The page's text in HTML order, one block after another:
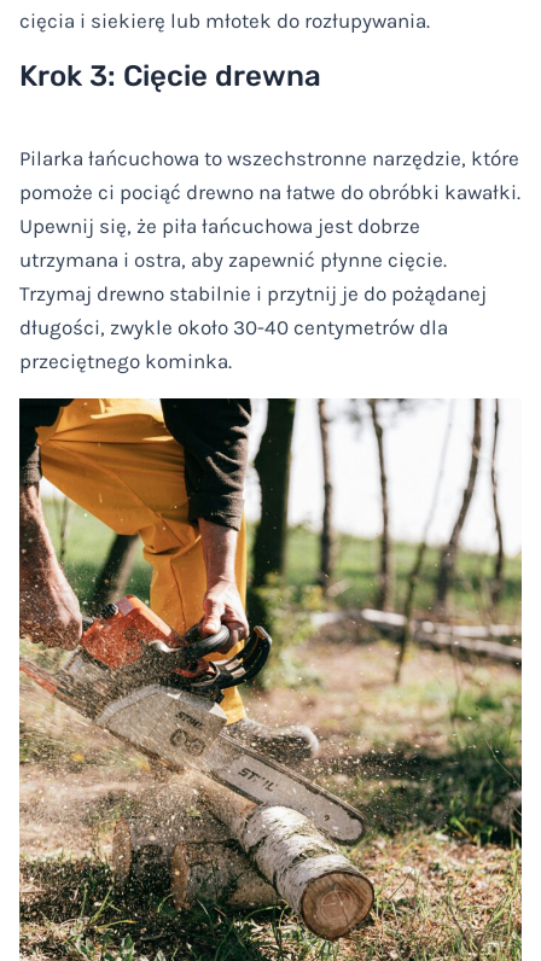
cięcia i siekierę lub młotek do rozłupywania.
Krok 3: Cięcie drewna
Pilarka łańcuchowa to wszechstronne narzędzie, które
pomoże ci pociąć drewno na łatwe do obróbki kawałki.
Upewnij się, że piła łańcuchowa jest dobrze
utrzymana i ostra, aby zapewnić płynne cięcie.
Trzymaj drewno stabilnie i przytnij je do pożądanej
długości, zwykle około 30-40 centymetrów dla
przeciętnego kominka.